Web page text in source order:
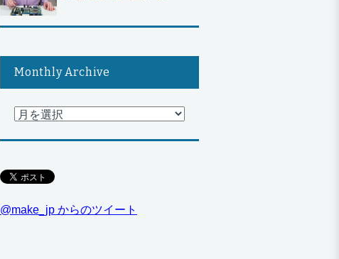
Monthly Archive
@make_jp からのツイート